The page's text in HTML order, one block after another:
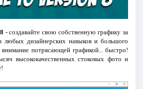
- создавайте свою собственную графику за
любых дизайнерских навыков и большого
потрясающей графикой... быстро!
высококачественных стоковых фото и